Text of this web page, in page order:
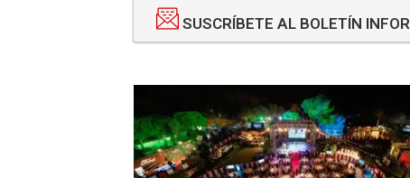
SUSCRÍBETE AL BOLETÍN